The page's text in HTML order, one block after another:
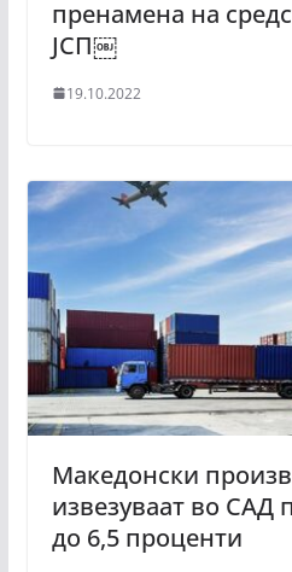
пренамена на
ЈСП￼
19.10.2022
Македонски
извезуваат во САД
до 6,5 проценти